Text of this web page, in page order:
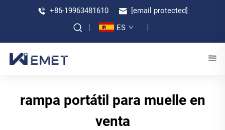
+86-19963481610
[email protected]
ES
rampa portátil para muelle en
venta